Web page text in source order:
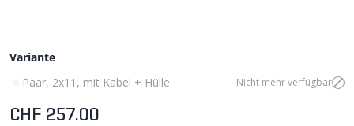
Variante
Paar, 2x11, mit Kabel + Hülle
Nicht mehr verfügbar
CHF 257.00